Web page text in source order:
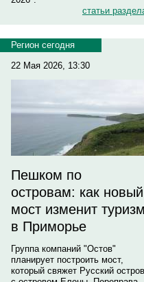
статьи
Регион сегодня
22 Мая 2026, 13:30
Пешком по
островам: как новый
мост изменит туризм
в Приморье
Группа компаний "Остов"
планирует построить мост,
который свяжет Русский остров